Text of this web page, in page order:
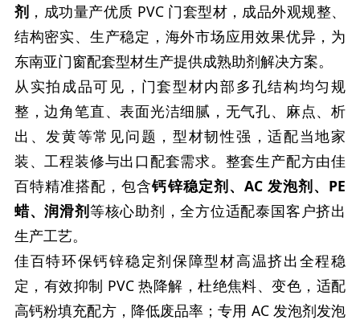
剂 ，成功量产优质 PVC 门套型材，成品外观规整、
结构密实、生产稳定，海外市场应用效果优异，为
东南亚门窗配套型材生产提供成熟助剂解决方案。
从实拍成品可见，门套型材内部多孔结构均匀规
整，边角笔直、表面光洁细腻，无气孔、麻点、析
出、发黄等常见问题，型材韧性强，适配当地家
装、工程装修与出口配套需求。整套生产配方由佳
百特精准搭配，包含钙锌稳定剂、AC 发泡剂、PE
蜡、润滑剂等核心助剂，全方位适配泰国客户挤出
生产工艺。
佳百特环保钙锌稳定剂保障型材高温挤出全程稳
定，有效抑制 PVC 热降解，杜绝焦料、变色，适配
高钙粉填充配方，降低废品率；专用 AC 发泡剂发泡